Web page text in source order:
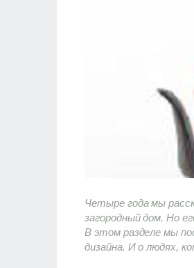
Четыре года мы
загородный дом. Но
В этом разделе мы
дизайна. И о людях,